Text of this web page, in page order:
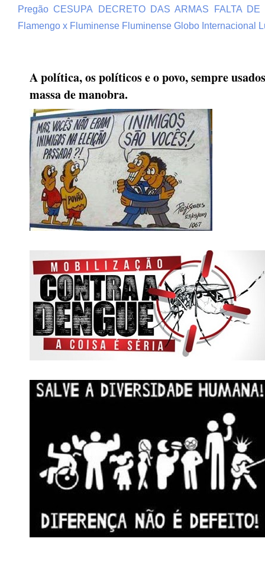
Pregão CESUPA DECRETO DAS ARMAS
FALTA DE
Flamengo x Fluminense Fluminense Globo Internacional
A política, os políticos e o povo, sempre
massa de manobra.